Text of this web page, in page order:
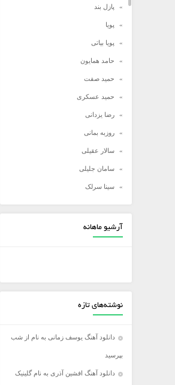
پازل بند
پویا
پویا بیاتی
حامد همایون
حمید صفت
حمید عسکری
رضا یزدانی
روزبه بمانی
سالار عقیلی
سامان جلیلی
سینا سرلک
شادمهر عقیلی
آرشیو ماهانه
نوشته‌های تازه
دانلود آهنگ یوسف زمانی به نام از شب
بپرسید
دانلود آهنگ افشین آذری به نام گلینیک